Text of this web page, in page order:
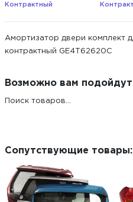
Контрактный
Амортизатор двери комплект
контрактный GE4T62620C
Возможно вам
Поиск товаров...
Сопутствующие товары: